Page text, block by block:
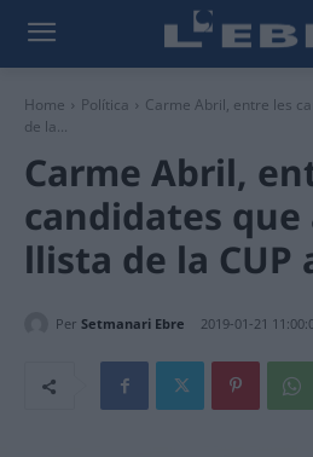
Home Política
Carme Abril, entre les
de la...
Carme Abril,
candidates que
llista de la CUP
Per Setmanari Ebre 2019-01-21